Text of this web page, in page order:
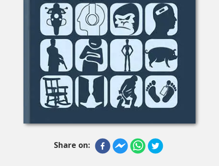
Share on: